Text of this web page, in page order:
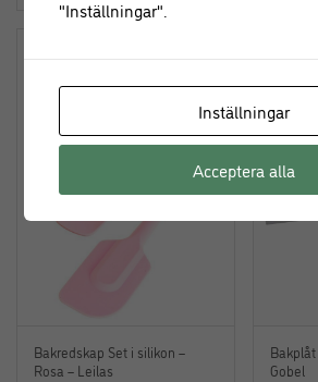
Bakredskap Set i silikon –
Rosa – Leilas
Gobel
"Inställningar".
Inställningar
Acceptera alla